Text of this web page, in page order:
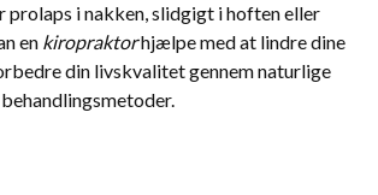
prolaps i nakken, slidgigt i hoften eller
en kiropraktorhjælpe med at lindre dine
din livskvalitet gennem naturlige